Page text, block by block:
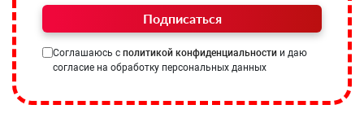
Подписаться
Соглашаюсь с политикой конфиденциальности и даю
согласие на обработку персональных данных